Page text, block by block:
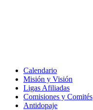
Calendario
Misión y Visión
Ligas Afiliadas
Comisiones y Comités
Antidopaje